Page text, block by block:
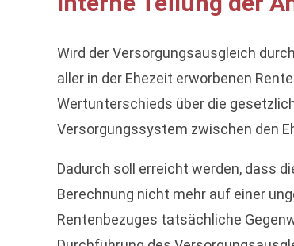
Wird der Versorgungsausgleich
aller in der Ehezeit erworbenen
Wertunterschieds über die
Versorgungssystem zwischen den
Dadurch soll erreicht werden, dass
Berechnung nicht mehr auf einer
Rentenbezuges tatsächliche